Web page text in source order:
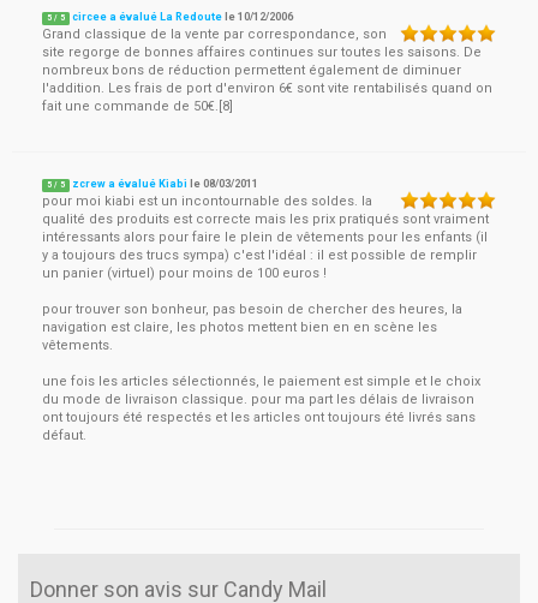
5 / 5 circee a évalué La Redoute le10/12/2006
Grand classique de la vente par correspondance, son
site regorge de bonnes affaires continues sur toutes les saisons. De
nombreux bons de réduction permettent également de diminuer
l'addition. Les frais de port d'environ 6€ sont vite rentabilisés quand on
fait une commande de 50€.[8]
5 / 5 zcrew a évalué Kiabi le08/03/2011
pour moi kiabi est un incontournable des soldes. la
qualité des produits est correcte mais les prix pratiqués sont vraiment
intéressants alors pour faire le plein de vêtements pour les enfants (il
y a toujours des trucs sympa) c'est l'idéal : il est possible de remplir
un panier (virtuel) pour moins de 100 euros !
pour trouver son bonheur, pas besoin de chercher des heures, la
navigation est claire, les photos mettent bien en en scène les
vêtements.
une fois les articles sélectionnés, le paiement est simple et le choix
du mode de livraison classique. pour ma part les délais de livraison
ont toujours été respectés et les articles ont toujours été livrés sans
défaut.
Donner son avis sur Candy Mail